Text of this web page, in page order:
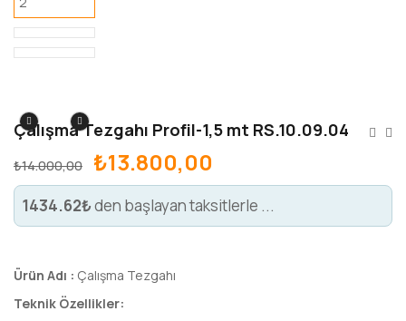
Çalışma Tezgahı Profil-1,5 mt RS.10.09.04
₺14.000,00 ₺13.800,00
1434.62₺den başlayan taksitlerle ...
Ürün Adı : Çalışma Tezgahı
Teknik Özellikler: